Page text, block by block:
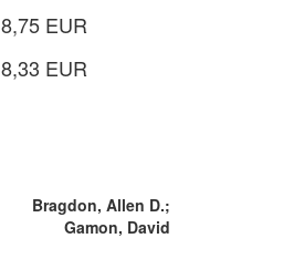
8,75 EUR
8,33 EUR
Bragdon, Allen D.;
Gamon, David